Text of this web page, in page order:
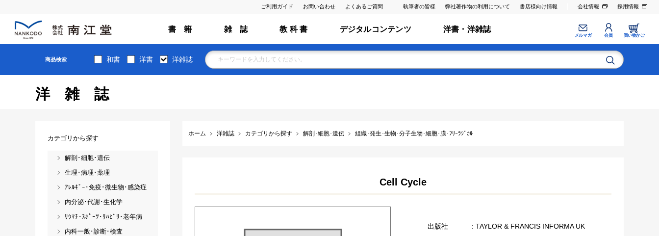
ご利用ガイド お問い合わせ よくあるご質問 執筆者の皆様 弊社著作物の利用について 書店様向け情報 会社情報 採用情報
書 籍 雑 誌 教 科 書 デジタルコンテンツ 洋書・洋雑誌
メルマガ 会員 買い物かご
商品検索 和書 洋書 洋雑誌
洋雑誌
ホーム 洋雑誌 カテゴリから探す 解剖･細胞･遺伝 組織･発生･生物･分子生物･細胞･膜･ﾌﾘｰﾗｼﾞｶﾙ
Cell Cycle
出版社 : TAYLOR & FRANCIS INFORMA UK
カテゴリから探す
解剖･細胞･遺伝
生理･病理･薬理
ｱﾚﾙｷﾞｰ･免疫･微生物･感染症
内分泌･代謝･生化学
ﾘｳﾏﾁ･ｽﾎﾟｰﾂ･ﾘﾊﾋﾞﾘ･老年病
内科一般･診断･検査